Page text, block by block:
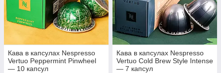
Кава в капсулах Nespresso
Vertuo Peppermint Pinwheel
— 10 капсул
Кава в капсулах Nespresso
Vertuo Cold Brew Style Intense
— 7 капсул